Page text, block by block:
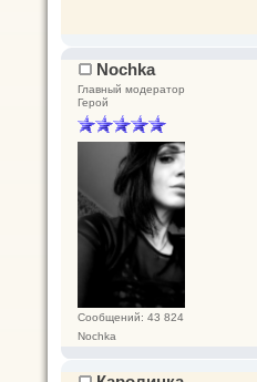
Nochka
Главный модератор
Герой
Сообщений: 43 824
Nochka